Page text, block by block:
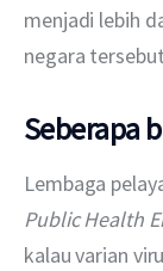
menjadi lebih
negara
Seberapa
Lembaga
Public Health
kalau varian